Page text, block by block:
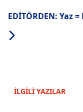
EDİTÖRDEN: Yaz =
İLGİLİ YAZILAR